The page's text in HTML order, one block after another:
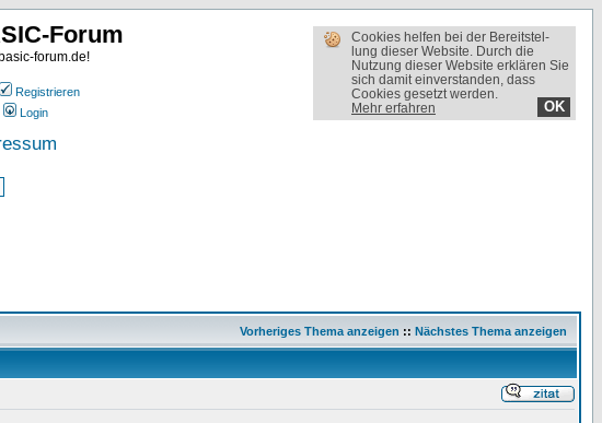
Cookies helfen bei der Bereit­stel­
lung dieser Website. Durch die
Nutzung dieser Website erklären Sie
sich damit einverstanden, dass
Cookies gesetzt werden.
Mehr erfahren
OK
Forum
forum.de!
Registrieren
Login
Vorheriges Thema anzeigen :: Nächstes Thema anzeigen